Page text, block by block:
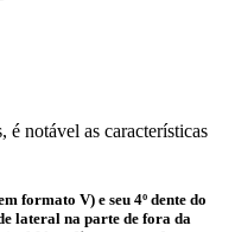
notável as características
formato V) e seu4º dente do
lateral na parte de fora da